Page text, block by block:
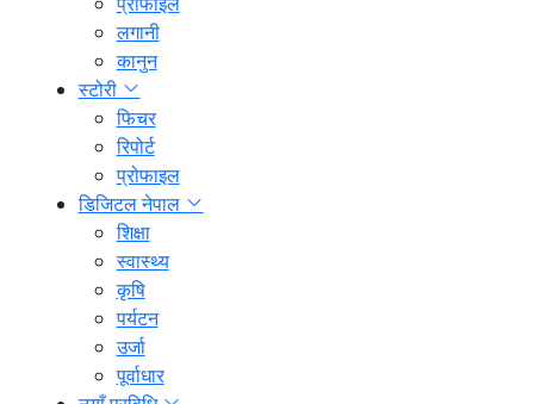
लगानी
कानुन
स्टोरी
फिचर
रिपोर्ट
प्रोफाइल
डिजिटल नेपाल
शिक्षा
स्वास्थ्य
कृषि
पर्यटन
उर्जा
पूर्वाधार